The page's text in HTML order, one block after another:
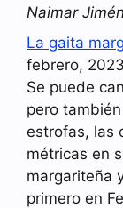
Naimar
La gaita
febrero, 2023
Se puede
pero
estrofas, las
métricas en
margariteña
primero en